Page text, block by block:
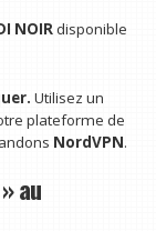
NOIRdisponible
Utilisez un
plateforme de
NordVPN.
au